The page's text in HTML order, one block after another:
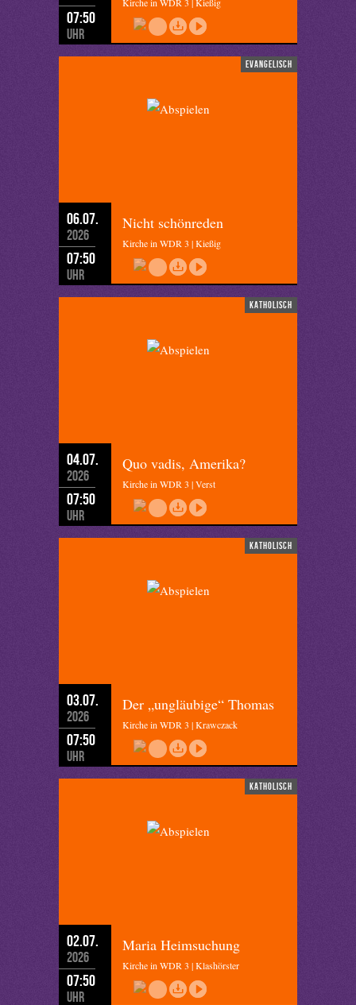
07:50
Uhr
evangelisch
06.07.
2026
07:50
Uhr
Nicht schönreden
Kirche in WDR 3 | Kießig
katholisch
04.07.
2026
07:50
Uhr
Quo vadis, Amerika?
Kirche in WDR 3 | Verst
katholisch
03.07.
2026
07:50
Uhr
Der „ungläubige“ Thomas
Kirche in WDR 3 | Krawczack
katholisch
02.07.
2026
07:50
Uhr
Maria Heimsuchung
Kirche in WDR 3 | Klashörster